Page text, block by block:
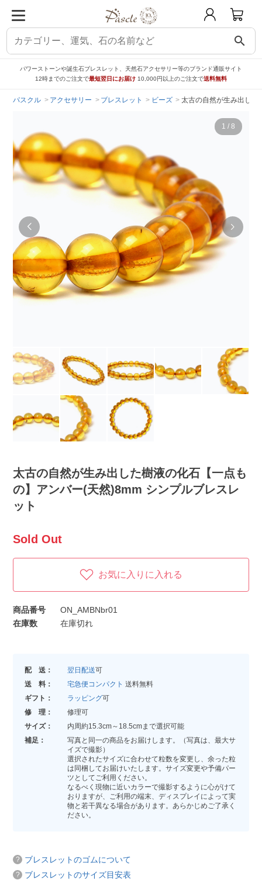
search
パワーストーンや誕生石ブレスレット、天然石アクセサリー等のブランド通販サイト
12時までのご注文で最短翌日にお届け 10,000円以上のご注文で送料無料
パスクル アクセサリー ブレスレット ビーズ 太古の自然が生み出した
1 / 8
太古の自然が生み出した樹液の化石【一点も
の】アンバー(天然)8mm シンプルブレスレ
ット
Sold Out
お気に入りに入れる
商品番号
ON_AMBNbr01
在庫数
在庫切れ
配 送： 翌日配送可
送 料：
宅急便コンパクト 送料無料
ギフト：
ラッピング可
修 理：
修理可
サイズ：
内周約15.3cm～18.5cmまで選択可能
補足：
写真と同一の商品をお届けします。（写真は、最大サ
イズで撮影）
選択されたサイズに合わせて粒数を変更し、余った粒
は同梱してお届けいたします。サイズ変更や予備パー
ツとしてご利用ください。
なるべく現物に近いカラーで撮影するように心がけて
おりますが、ご利用の端末、ディスプレイによって実
物と若干異なる場合があります。あらかじめご了承く
ださい。
ブレスレットのゴムについて
ブレスレットのサイズ目安表